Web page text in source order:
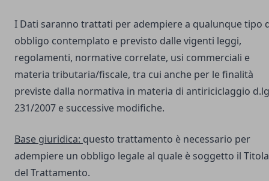
I Dati saranno trattati per adempiere a qualunque tipo
obbligo contemplato e previsto dalle vigenti leggi,
regolamenti, normative correlate, usi commerciali e
materia tributaria/fiscale, tra cui anche per le finalità
previste dalla normativa in materia di antiriciclaggio
231/2007 e successive modifiche.
Base giuridica: questo trattamento è necessario per
adempiere un obbligo legale al quale è soggetto il
del Trattamento.